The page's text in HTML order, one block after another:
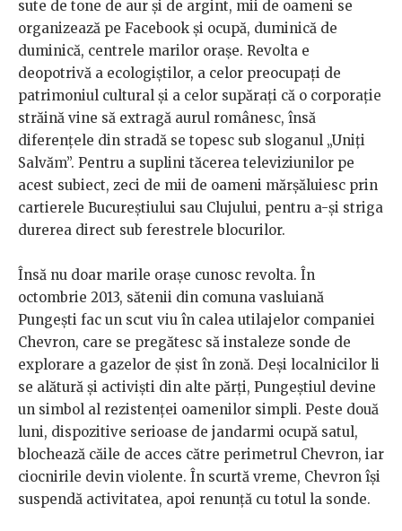
sute de tone de aur și de argint, mii de oameni se
organizează pe Facebook și ocupă, duminică de
duminică, centrele marilor orașe. Revolta e
deopotrivă a ecologiștilor, a celor preocupați de
patrimoniul cultural și a celor supărați că o corporație
străină vine să extragă aurul românesc, însă
diferențele din stradă se topesc sub sloganul „Uniți
Salvăm”. Pentru a suplini tăcerea televiziunilor pe
acest subiect, zeci de mii de oameni mărșăluiesc prin
cartierele Bucureștiului sau Clujului, pentru a-și striga
durerea direct sub ferestrele blocurilor.
Însă nu doar marile orașe cunosc revolta. În
octombrie 2013, sătenii din comuna vasluiană
Pungești fac un scut viu în calea utilajelor companiei
Chevron, care se pregătesc să instaleze sonde de
explorare a gazelor de șist în zonă. Deși localnicilor li
se alătură și activiști din alte părți, Pungeștiul devine
un simbol al rezistenței oamenilor simpli. Peste două
luni, dispozitive serioase de jandarmi ocupă satul,
blochează căile de acces către perimetrul Chevron, iar
ciocnirile devin violente. În scurtă vreme, Chevron își
suspendă activitatea, apoi renunță cu totul la sonde.